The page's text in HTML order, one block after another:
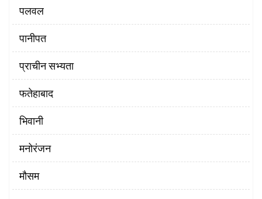
पलवल
पानीपत
प्राचीन सभ्यता
फतेहाबाद
भिवानी
मनोरंजन
मौसम